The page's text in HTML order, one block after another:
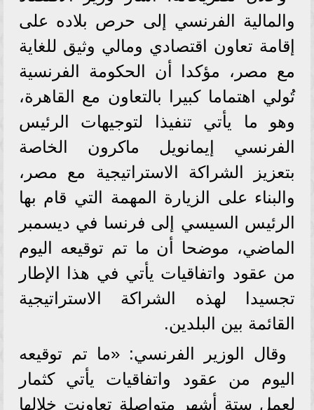
والمالية الفرنسي إلى حرص بلاده على
إقامة تعاون اقتصادي ومالي وثيق للغاية
مع مصر، مؤكدا أن الحكومة الفرنسية
تُولي اهتماما كبيرا بالتعاون مع القاهرة،
وهو ما يأتي تنفيذا لتوجيهات الرئيس
الفرنسي إيمانويل ماكرون الخاصة
بتعزيز الشراكة الاستراتيجية مع مصر،
والبناء على الزيارة المهمة التي قام بها
الرئيس السيسي إلى فرنسا في ديسمبر
الماضي، موضحا أن ما تم توقيعه اليوم
من عقود واتفاقيات يأتي في هذا الإطار
تجسيدا لهذه الشراكة الاستراتيجية
القائمة بين البلدين.
وقال الوزير الفرنسي: «ما تم توقيعه
اليوم من عقود واتفاقيات يأتي كثمار
لعمل ستة أشهر متواصلة تعاونت خلالها